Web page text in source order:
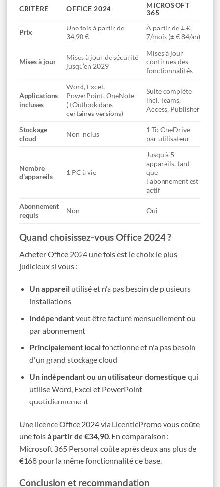
CRITÈRE OFFICE 2024
MICROSOFT
365
Prix
Une fois à partir de
34,90 €
À partir de ± €
7/mois (± € 84/an)
Mises à jour
Mises à jour de sécurité
jusqu’en 2029
Mises à jour
continues des
fonctionnalités
Applications
incluses
Word, Excel,
PowerPoint, OneNote
(+Outlook dans
certaines versions)
Suite complète
incl. Teams,
Access, Publisher
Stockage
cloud
Non inclus
1 To OneDrive
par utilisateur
Nombre
d'appareils
1 PC à vie
Jusqu'à 5
appareils, tant
que
l'abonnement est
actif
Abonnement
requis
Non Oui
Quand choisissez-vous Office 2024 ?
Acheter Office 2024 une fois est le choix le plus
judicieux si vous :
Un appareilutilisé et n'a pas besoin de plusieurs
installations
Indépendantveut être facturé mensuellement ou
par abonnement
Principalement localfonctionne et n'a pas besoin
d'un grand stockage cloud
Un indépendant ou un utilisateur domestique qui
utilise Word, Excel et PowerPoint
quotidiennement
Une licence Office 2024 via LicentiePromo vous coûte
une foisà partir de €34,90 . En comparaison :
Microsoft 365 Personal coûte après deux ans plus de
€168 pour la même fonctionnalité de base.
Conclusion et recommandation